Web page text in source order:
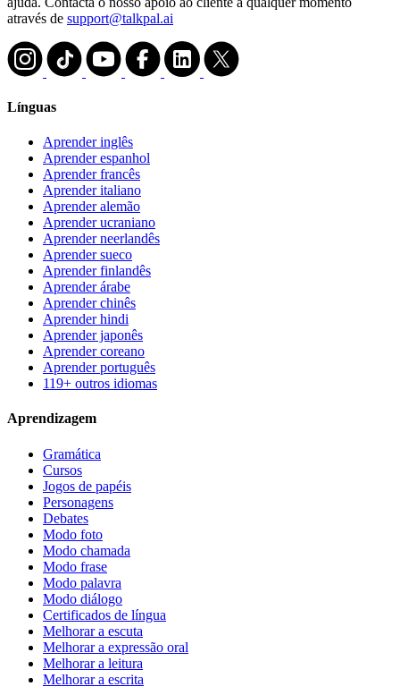
através de support@talkpal.ai
Línguas
Aprender inglês
Aprender espanhol
Aprender francês
Aprender italiano
Aprender alemão
Aprender ucraniano
Aprender neerlandês
Aprender sueco
Aprender finlandês
Aprender árabe
Aprender chinês
Aprender hindi
Aprender japonês
Aprender coreano
Aprender português
119+ outros idiomas
Aprendizagem
Gramática
Cursos
Jogos de papéis
Personagens
Debates
Modo foto
Modo chamada
Modo frase
Modo palavra
Modo diálogo
Certificados de língua
Melhorar a escuta
Melhorar a expressão oral
Melhorar a leitura
Melhorar a escrita